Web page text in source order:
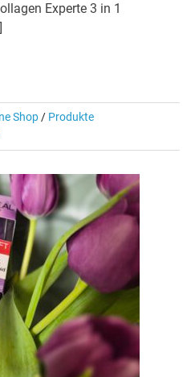
Experte 3 in 1
Shop / Produkte